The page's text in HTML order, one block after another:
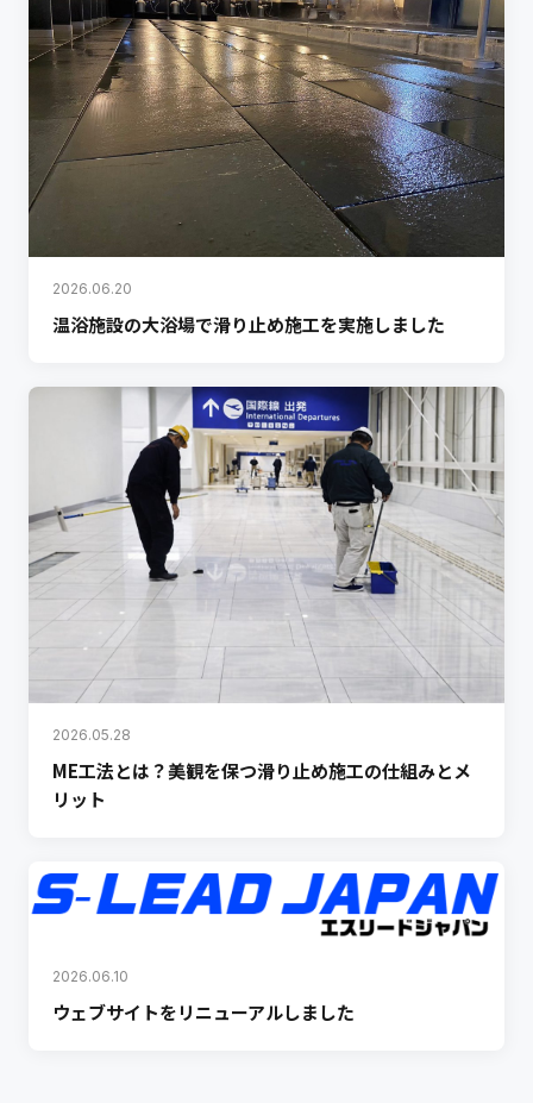
2026.06.20
温浴施設の大浴場で滑り止め施工を実施しました
2026.05.28
ME工法とは？美観を保つ滑り止め施工の仕組みとメ
リット
2026.06.10
ウェブサイトをリニューアルしました